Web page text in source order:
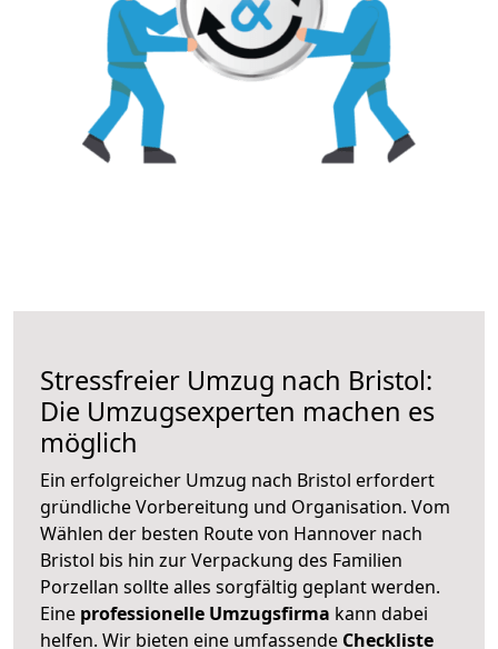
Stressfreier Umzug nach Bristol:
Die Umzugsexperten machen es
möglich
Ein erfolgreicher Umzug nach Bristol erfordert
gründliche Vorbereitung und Organisation. Vom
Wählen der besten Route von Hannover nach
Bristol bis hin zur Verpackung des Familien
Porzellan sollte alles sorgfältig geplant werden.
Eine professionelle Umzugsfirma kann dabei
helfen. Wir bieten eine umfassende Checkliste